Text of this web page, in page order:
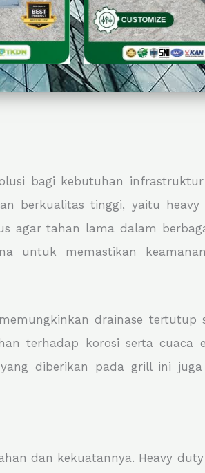
bagi kebutuhan infrastruktur
berkualitas tinggi, yaitu
agar tahan lama dalam
untuk memastikan
drainase tertutup
terhadap korosi serta cuaca
diberikan pada grill ini
dan kekuatannya. Heavy